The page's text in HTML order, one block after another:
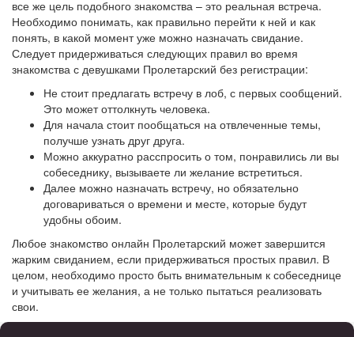
все же цель подобного знакомства – это реальная встреча.
Необходимо понимать, как правильно перейти к ней и как
понять, в какой момент уже можно назначать свидание.
Следует придерживаться следующих правил во время
знакомства с девушками Пролетарский без регистрации:
Не стоит предлагать встречу в лоб, с первых сообщений.
Это может оттолкнуть человека.
Для начала стоит пообщаться на отвлеченные темы,
получше узнать друг друга.
Можно аккуратно расспросить о том, понравились ли вы
собеседнику, вызываете ли желание встретиться.
Далее можно назначать встречу, но обязательно
договариваться о времени и месте, которые будут
удобны обоим.
Любое знакомство онлайн Пролетарский может завершится
жарким свиданием, если придерживаться простых правил. В
целом, необходимо просто быть внимательным к собеседнице
и учитывать ее желания, а не только пытаться реализовать
свои.